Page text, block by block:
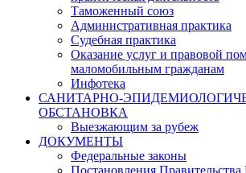
Таможенный союз
Административная практика
Судебная практика
Оказание услуг и правовой
маломобильным гражданам
Инфотека
САНИТАРНО-
ОБСТАНОВКА
Выезжающим за рубеж
ДОКУМЕНТЫ
Федеральные законы
Постановления Правительства